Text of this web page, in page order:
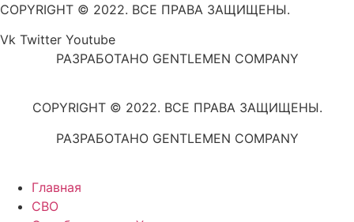
COPYRIGHT © 2022. ВСЕ ПРАВА ЗАЩИЩЕНЫ.
Vk Twitter Youtube
РАЗРАБОТАНО GENTLEMEN COMPANY
COPYRIGHT © 2022. ВСЕ ПРАВА ЗАЩИЩЕНЫ.
РАЗРАБОТАНО GENTLEMEN COMPANY
Главная
СВО